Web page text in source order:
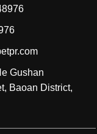
Gushan
Baoan District,